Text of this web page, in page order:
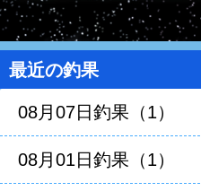
最近の釣果
08月07日釣果（1）
08月01日釣果（1）